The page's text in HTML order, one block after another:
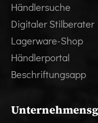
Händlersuche
Digitaler Stilberater
Lagerware-Shop
Händlerportal
Beschriftungsapp